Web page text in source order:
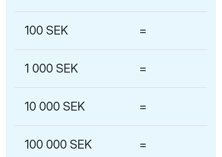
100 SEK =
1 000 SEK =
10 000 SEK =
100 000 SEK =